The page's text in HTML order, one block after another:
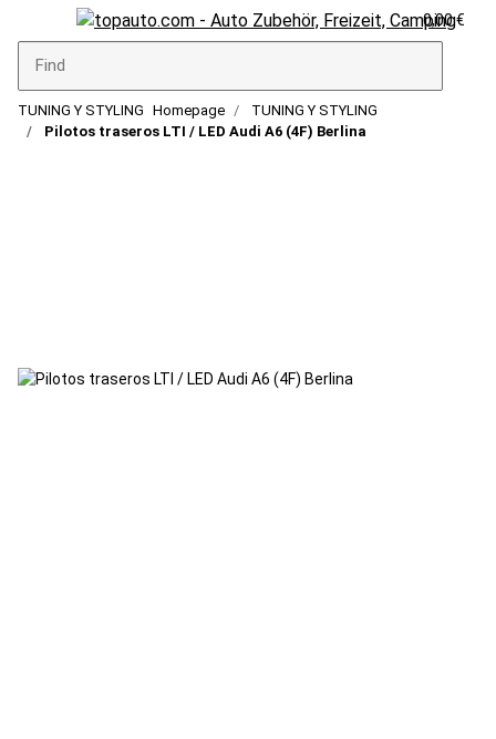
0,00 €
TUNING Y STYLING Homepage
TUNING Y STYLING
Pilotos traseros LTI / LED Audi A6 (4F) Berlina